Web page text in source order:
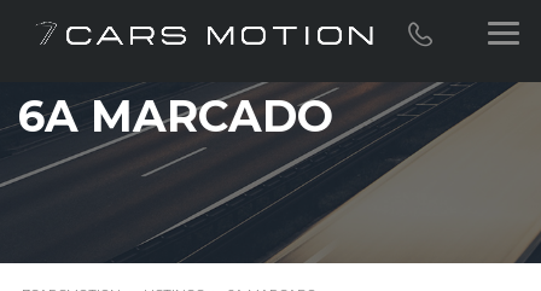
6A MARCADO